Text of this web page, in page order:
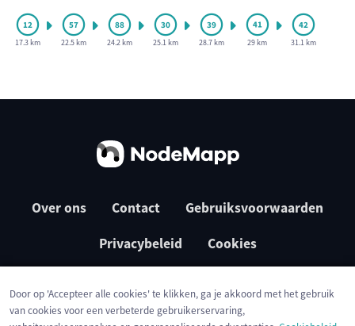
17.3 km 22.5 km 24.2 km 25.1 km 28.7 km 29 km 31.1 km
Over ons Contact Gebruiksvoorwaarden
Privacybeleid Cookies
Door op 'Accepteer alle cookies' te klikken, ga je akkoord met het gebruik
van cookies voor een verbeterde gebruikerservaring,